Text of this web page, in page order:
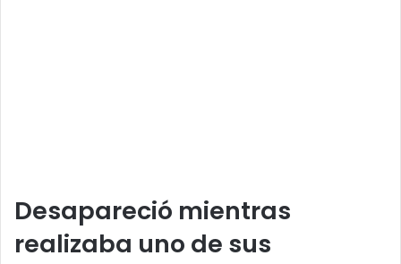
Desapareció mientras
realizaba uno de sus